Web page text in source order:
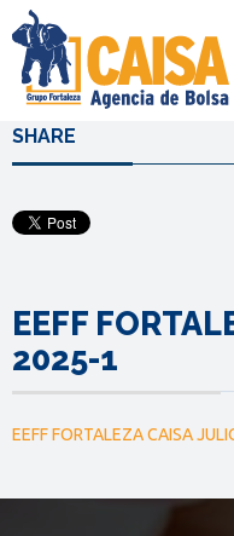
SHARE
EEFF
2025-1
EEFF FORTALEZA CAISA